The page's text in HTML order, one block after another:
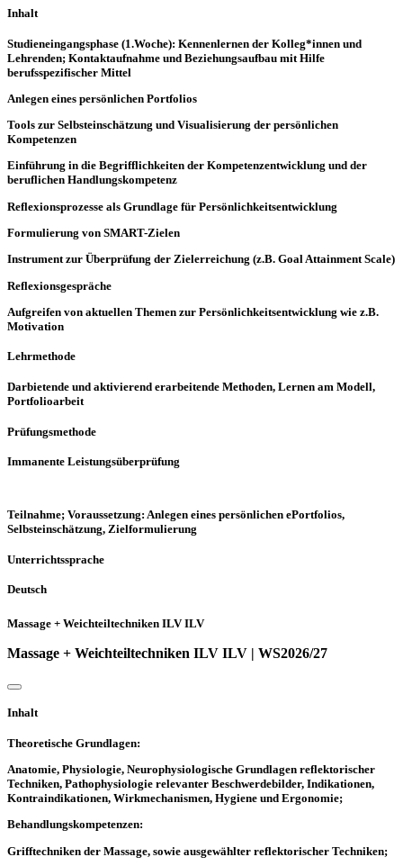
Inhalt
Studieneingangsphase (1.Woche): Kennenlernen der Kolleg*innen und
Lehrenden; Kontaktaufnahme und Beziehungsaufbau mit Hilfe
berufsspezifischer Mittel
Anlegen eines persönlichen Portfolios
Tools zur Selbsteinschätzung und Visualisierung der persönlichen
Kompetenzen
Einführung in die Begrifflichkeiten der Kompetenzentwicklung und der
beruflichen Handlungskompetenz
Reflexionsprozesse als Grundlage für Persönlichkeitsentwicklung
Formulierung von SMART-Zielen
Instrument zur Überprüfung der Zielerreichung (z.B. Goal Attainment Scale)
Reflexionsgespräche
Aufgreifen von aktuellen Themen zur Persönlichkeitsentwicklung wie z.B.
Motivation
Lehrmethode
Darbietende und aktivierend erarbeitende Methoden, Lernen am Modell,
Portfolioarbeit
Prüfungsmethode
Immanente Leistungsüberprüfung
Teilnahme; Voraussetzung: Anlegen eines persönlichen ePortfolios,
Selbsteinschätzung, Zielformulierung
Unterrichtssprache
Deutsch
Massage + Weichteiltechniken ILV ILV
Massage + Weichteiltechniken ILV ILV | WS2026/27
Inhalt
Theoretische Grundlagen:
Anatomie, Physiologie, Neurophysiologische Grundlagen reflektorischer
Techniken, Pathophysiologie relevanter Beschwerdebilder, Indikationen,
Kontraindikationen, Wirkmechanismen, Hygiene und Ergonomie;
Behandlungskompetenzen:
Grifftechniken der Massage, sowie ausgewählter reflektorischer Techniken;